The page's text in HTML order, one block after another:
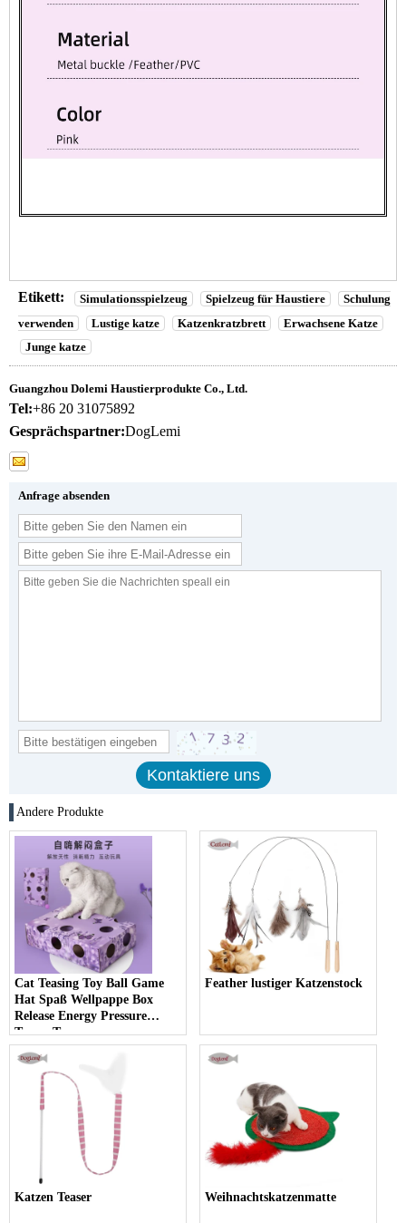
Etikett: Simulationsspielzeug Spielzeug für Haustiere
Schulung
verwenden
Lustige katze Katzenkratzbrett
Erwachsene Katze
Junge katze
Guangzhou Dolemi Haustierprodukte Co., Ltd.
Tel:+86 20 31075892
Gesprächspartner:DogLemi
Anfrage absenden
Andere Produkte
Cat Teasing Toy Ball Game
Hat Spaß Wellpappe Box
Release Energy Pressure
Teaser Toy
Feather lustiger Katzenstock
Katzen Teaser Weihnachtskatzenmatte